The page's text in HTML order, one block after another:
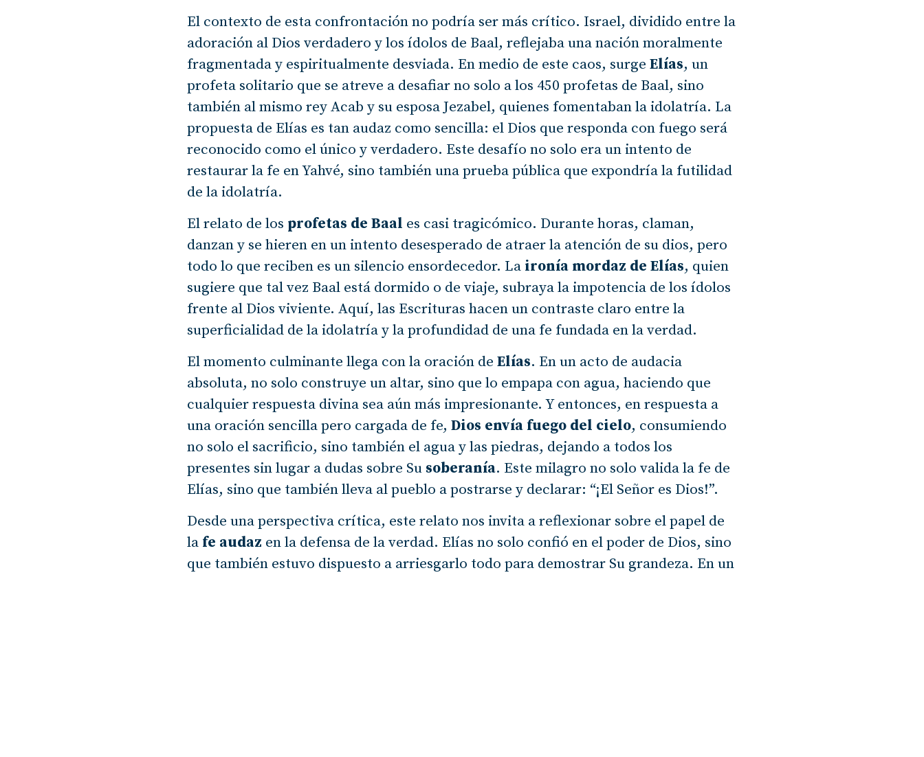
El contexto de esta confrontación no podría ser más crítico. Israel, dividido entre la
adoración al Dios verdadero y los ídolos de Baal, reflejaba una nación moralmente
fragmentada y espiritualmente desviada. En medio de este caos, surge Elías, un
profeta solitario que se atreve a desafiar no solo a los 450 profetas de Baal, sino
también al mismo rey Acab y su esposa Jezabel, quienes fomentaban la idolatría. La
propuesta de Elías es tan audaz como sencilla: el Dios que responda con fuego será
reconocido como el único y verdadero. Este desafío no solo era un intento de
restaurar la fe en Yahvé, sino también una prueba pública que expondría la futilidad
de la idolatría.
El relato de los profetas de Baal es casi tragicómico. Durante horas, claman,
danzan y se hieren en un intento desesperado de atraer la atención de su dios, pero
todo lo que reciben es un silencio ensordecedor. La ironía mordaz de Elías, quien
sugiere que tal vez Baal está dormido o de viaje, subraya la impotencia de los ídolos
frente al Dios viviente. Aquí, las Escrituras hacen un contraste claro entre la
superficialidad de la idolatría y la profundidad de una fe fundada en la verdad.
El momento culminante llega con la oración de Elías. En un acto de audacia
absoluta, no solo construye un altar, sino que lo empapa con agua, haciendo que
cualquier respuesta divina sea aún más impresionante. Y entonces, en respuesta a
una oración sencilla pero cargada de fe, Dios envía fuego del cielo, consumiendo
no solo el sacrificio, sino también el agua y las piedras, dejando a todos los
presentes sin lugar a dudas sobre Su soberanía. Este milagro no solo valida la fe de
Elías, sino que también lleva al pueblo a postrarse y declarar: “¡El Señor es Dios!”.
Desde una perspectiva crítica, este relato nos invita a reflexionar sobre el papel de
la fe audaz en la defensa de la verdad. Elías no solo confió en el poder de Dios, sino
que también estuvo dispuesto a arriesgarlo todo para demostrar Su grandeza. En un